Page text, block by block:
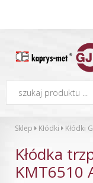
Sklep Kłódki Kłódki
Kłódka
KMT6510